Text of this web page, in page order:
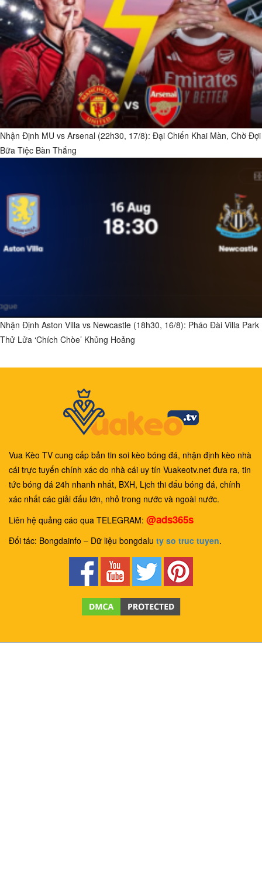
Nhận Định MU vs Arsenal (22h30, 17/8): Đại Chiến Khai Màn, Chờ Đợi
Bữa Tiệc Bàn Thắng
Nhận Định Aston Villa vs Newcastle (18h30, 16/8): Pháo Đài Villa Park
Thử Lửa ‘Chích Chòe’ Khủng Hoảng
Vua Kèo TV cung cấp bản tin soi kèo bóng đá, nhận định kèo nhà
cái trực tuyến chính xác do nhà cái uy tín Vuakeotv.net đưa ra, tin
tức bóng đá 24h nhanh nhất, BXH, Lịch thi đấu bóng đá, chính
xác nhất các giải đấu lớn, nhỏ trong nước và ngoài nước.
Liên hệ quảng cáo qua TELEGRAM: @ads365s
Đối tác: Bongdainfo – Dữ liệu bongdalu ty so truc tuyen.